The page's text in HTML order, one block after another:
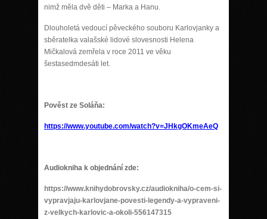
nimž měla dvě děti – Marka a Hanu.
Dlouholetá vedoucí pěveckého souboru Karlovjanky a
sběratelka valašské lidové slovesnosti Helena
Mičkalová zemřela v roce 2011 ve věku
šestasedmdesáti let.
Pověst ze Soláňa:
https://www.youtube.com/watch?v=JHkgOKmeAeQ
Audiokniha k objednání zde:
https://www.knihydobrovsky.cz/audiokniha/o-cem-si-
vypravjaju-karlovjane-povesti-legendy-a-vypraveni-
z-velkych-karlovic-a-okoli-556147315